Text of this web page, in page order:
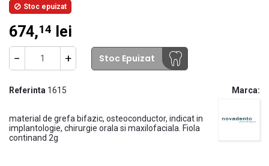
 Stoc epuizat
674,14 lei
− + Stoc Epuizat
Marca:
Referinta 1615
material de grefa bifazic, osteoconductor, indicat in
implantologie, chirurgie orala si maxilofaciala. Fiola
continand 2g